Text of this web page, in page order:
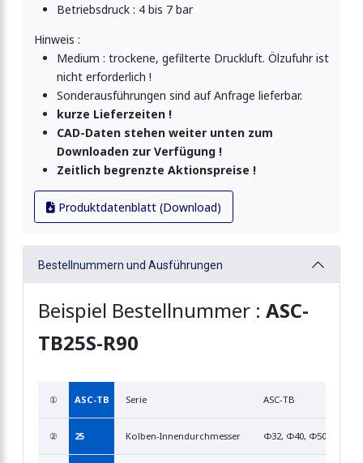
Betriebsdruck : 4 bis 7 bar
Hinweis :
Medium : trockene, gefilterte Druckluft. Ölzufuhr ist
nicht erforderlich !
Sonderausführungen sind auf Anfrage lieferbar.
kurze Lieferzeiten !
CAD-Daten stehen weiter unten zum
Downloaden zur Verfügung !
Zeitlich begrenzte Aktionspreise !
Produktdatenblatt (Download)
Bestellnummern und Ausführungen
Beispiel Bestellnummer : ASC-
TB25S-R90
① ASC-TB Serie ASC-TB
② 25 Kolben-Innendurchmesser Φ32, Φ40, Φ50 (mm)